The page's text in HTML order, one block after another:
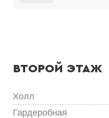
ВТОРОЙ ЭТАЖ
Холл
Гардеробная